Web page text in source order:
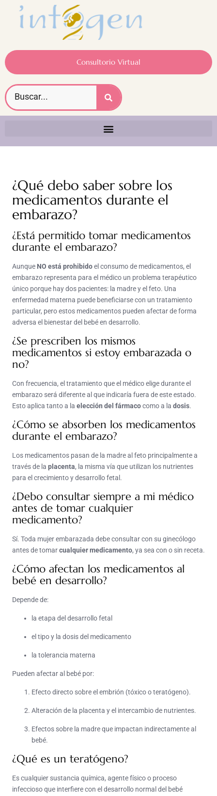
Consultorio Virtual
¿Qué debo saber sobre los
medicamentos durante el
embarazo?
¿Está permitido tomar medicamentos
durante el embarazo?
Aunque NO está prohibidoel consumo de medicamentos, el
embarazo representa para el médico un problema terapéutico
único porque hay dos pacientes: la madre y el feto. Una
enfermedad materna puede beneficiarse con un tratamiento
particular, pero estos medicamentos pueden afectar de forma
adversa el bienestar del bebé en desarrollo.
¿Se prescriben los mismos
medicamentos si estoy embarazada o
no?
Con frecuencia, el tratamiento que el médico elige durante el
embarazo será diferente al que indicaría fuera de este estado.
Esto aplica tanto a la elección del fármacocomo a la dosis.
¿Cómo se absorben los medicamentos
durante el embarazo?
Los medicamentos pasan de la madre al feto principalmente a
través de la placenta, la misma vía que utilizan los nutrientes
para el crecimiento y desarrollo fetal.
¿Debo consultar siempre a mi médico
antes de tomar cualquier
medicamento?
Sí. Toda mujer embarazada debe consultar con su ginecólogo
antes de tomarcualquier medicamento, ya sea con o sin receta.
¿Cómo afectan los medicamentos al
bebé en desarrollo?
Depende de:
la etapa del desarrollo fetal
el tipo y la dosis del medicamento
la tolerancia materna
Pueden afectar al bebé por:
Efecto directo sobre el embrión (tóxico o teratógeno).
Alteración de la placenta y el intercambio de nutrientes.
Efectos sobre la madre que impactan indirectamente al
bebé.
¿Qué es un teratógeno?
Es cualquier sustancia química, agente físico o proceso
infeccioso que interfiere con el desarrollo normal del bebé